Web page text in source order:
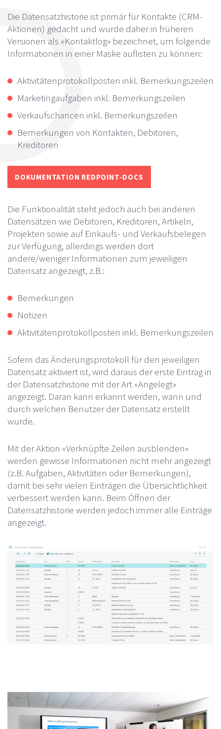
Die Datensatzhistorie ist primär für Kontakte (CRM-
Aktionen) gedacht und wurde daher in früheren
Versionen als «Kontaktlog» bezeichnet, um folgende
Informationen in einer Maske auflisten zu können:
Aktivitätenprotokollposten inkl. Bemerkungszeilen
Marketingaufgaben inkl. Bemerkungszeilen
Verkaufschancen inkl. Bemerkungszeilen
Bemerkungen von Kontakten, Debitoren,
Kreditoren
DOKUMENTATION REDPOINT-DOCS
Die Funktionalität steht jedoch auch bei anderen
Datensätzen wie Debitoren, Kreditoren, Artikeln,
Projekten sowie auf Einkaufs- und Verkaufsbelegen
zur Verfügung, allerdings werden dort
andere/weniger Informationen zum jeweiligen
Datensatz angezeigt, z.B.:
Bemerkungen
Notizen
Aktivitätenprotokollposten inkl. Bemerkungszeilen
Sofern das Änderungsprotokoll für den jeweiligen
Datensatz aktiviert ist, wird daraus der erste Eintrag in
der Datensatzhistorie mit der Art «Angelegt»
angezeigt. Daran kann erkannt werden, wann und
durch welchen Benutzer der Datensatz erstellt
wurde.
Mit der Aktion «Verknüpfte Zeilen ausblenden»
werden gewisse Informationen nicht mehr angezeigt
(z.B. Aufgaben, Aktivitäten oder Bemerkungen),
damit bei sehr vielen Einträgen die Übersichtlichkeit
verbessert werden kann. Beim Öffnen der
Datensatzhistorie werden jedoch immer alle Einträge
angezeigt.